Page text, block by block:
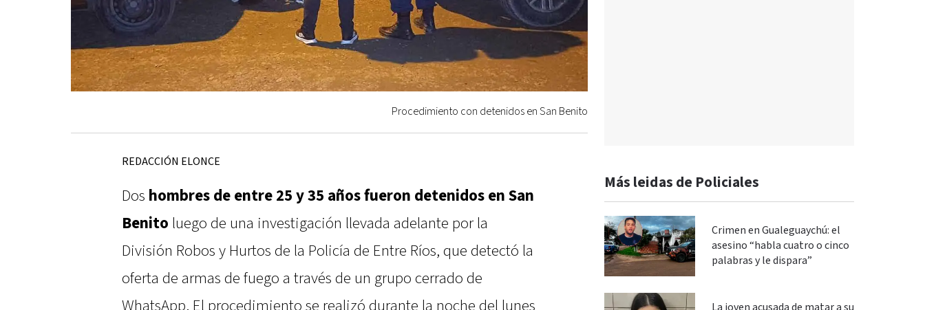
Procedimiento con detenidos en San Benito
REDACCIÓN ELONCE
Dos hombres de entre 25 y 35 años fueron detenidos en San
Benito luego de una investigación llevada adelante por la
División Robos y Hurtos de la Policía de Entre Ríos, que detectó la
oferta de armas de fuego a través de un grupo cerrado de
Más leidas de Policiales
Crimen en Gualeguaychú: el
asesino “habla cuatro o cinco
palabras y le dispara”